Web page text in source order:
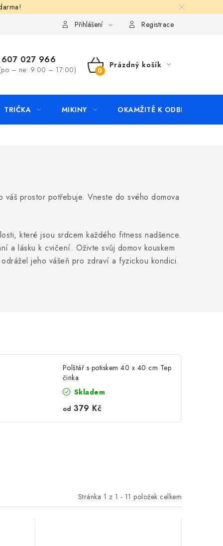
KontaktyPřihlášení Registrace
027 966
– ne: 9:00 – 17:00)
NÁKUPNÍ
Prázdný košík
TRIČKA MIKINY OKAMŽITĚ K ODBĚRU
prostor potřebuje. Vneste do svého domova
které jsou srdcem každého fitness nadšence.
a lásku k cvičení. Oživte svůj domov kouskem
jeho vášeň pro zdraví a fyzickou kondici.
Polštář s potiskem 40 x 40 cm Tep
činka
Skladem
od 379 Kč
Stránka 1 z 1 - 11 položek celkem